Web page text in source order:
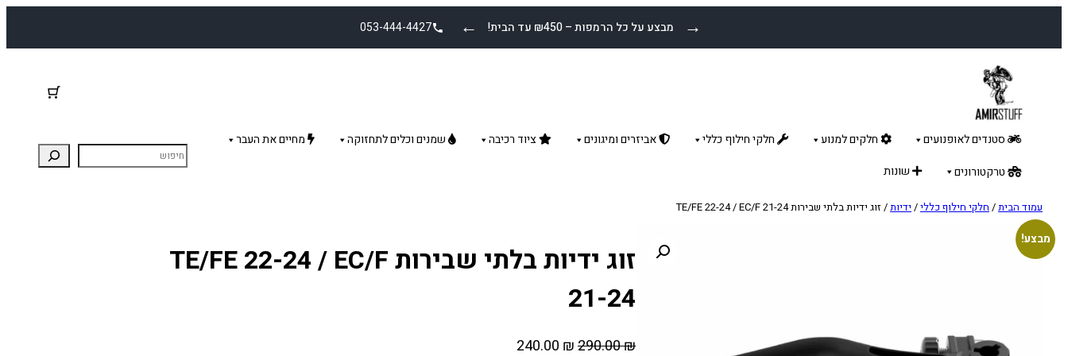
← מבצע על כל הרמפות – ₪450 עד הבית! →
053-444-4427
סטנדים לאופנועים חלקים למנוע חלקי חילוף כללי אביזרים ומיגונים ציוד רכיבה שמנים וכלים לתחזוקה
מחיים את העבר
טרקטורונים
שונות
עמוד הבית/ חלקי חילוף כללי/ ידיות/ זוג ידיות בלתי שבירות TE/FE 22-24 / EC/F 21-24
מבצע!
זוג ידיות בלתי שבירות TE/FE 22-24 / EC/F
21-24
290.00₪
ה 240.00 ₪